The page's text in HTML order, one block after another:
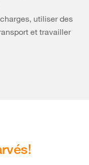
utiliser des
et travailler